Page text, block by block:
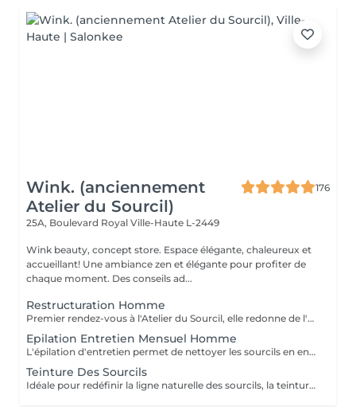
Wink. (anciennement
Atelier du Sourcil)
176
25A, Boulevard Royal Ville-Haute L-2449
Wink beauty, concept store. Espace élégante, chaleureux et
accueillant! Une ambiance zen et élégante pour profiter de
chaque moment. Des conseils ad...
Restructuration Homme
Premier rendez-vous à l'Atelier du Sourcil, elle redonne de l'harmonie au visage. Entièrement réalisée à la pince à épiler, cette prestation iconique vise à redéfinir la forme des sourcils. Formée en morphologie du visage, notre équipe de professionnelles maîtrise toutes les subtilités d'une forme réussie. Un entretien mensuel permet ensuite de conserver une ligne idéale.
Epilation Entretien Mensuel Homme
L'épilation d'entretien permet de nettoyer les sourcils en entretien et de conserver ainsi leur ligne. Au-delà de deux mois sans entretien à l'atelier du sourcil, il faudra refaire une restructuration pour redessiner à nouveau la ligne du sourcil.
Teinture Des Sourcils
Idéale pour redéfinir la ligne naturelle des sourcils, la teinture permet d'intensifier et sublimer le regard. Parfois clairsemés, en manque de densité ou simplement endommagés par de trop régulières épilations, les sourcils peuvent avoir besoin d'être travaillés pour intensifier la teinte du poil ou masquer les sourcils blancs ou grisonnants.